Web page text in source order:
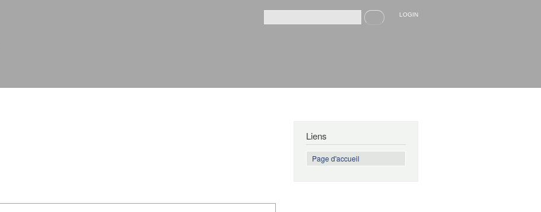
Formulaire de recherche
Recherche LOGIN
Liens
Page d'accueil